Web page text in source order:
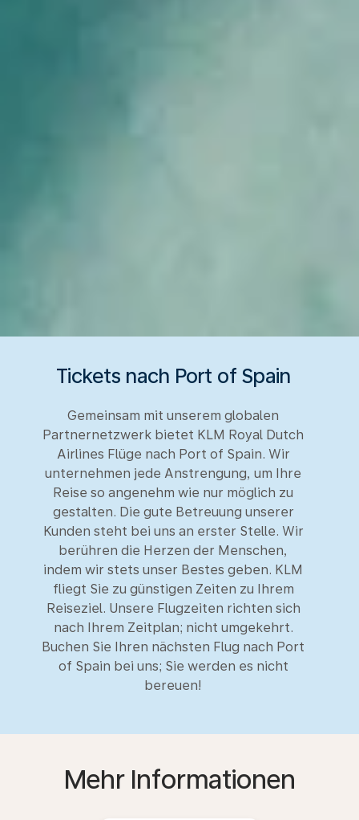
Tickets nach Port of Spain
Gemeinsam mit unserem globalen
Partnernetzwerk bietet KLM Royal Dutch
Airlines Flüge nach Port of Spain. Wir
unternehmen jede Anstrengung, um Ihre
Reise so angenehm wie nur möglich zu
gestalten. Die gute Betreuung unserer
Kunden steht bei uns an erster Stelle. Wir
berühren die Herzen der Menschen,
indem wir stets unser Bestes geben. KLM
fliegt Sie zu günstigen Zeiten zu Ihrem
Reiseziel. Unsere Flugzeiten richten sich
nach Ihrem Zeitplan; nicht umgekehrt.
Buchen Sie Ihren nächsten Flug nach Port
of Spain bei uns; Sie werden es nicht
bereuen!
Mehr Informationen